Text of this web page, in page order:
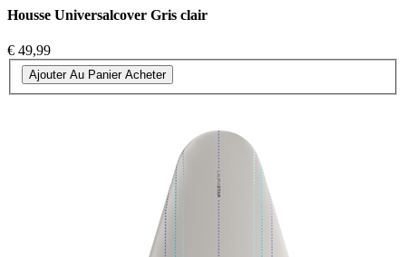
Housse Universalcover Gris clair
€ 49,99
Ajouter Au Panier Acheter